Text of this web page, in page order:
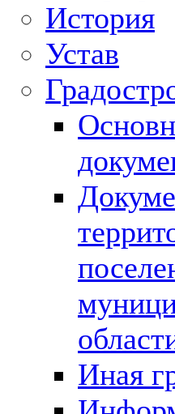
История
Устав
Иная